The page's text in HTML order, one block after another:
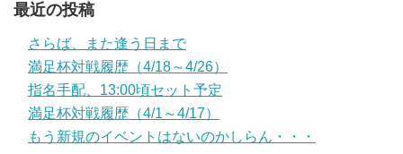
最近の投稿
さらば、また逢う日まで
満足杯対戦履歴（4/18～4/26）
指名手配、13:00頃セット予定
満足杯対戦履歴（4/1～4/17）
もう新規のイベントはないのかしらん・・・